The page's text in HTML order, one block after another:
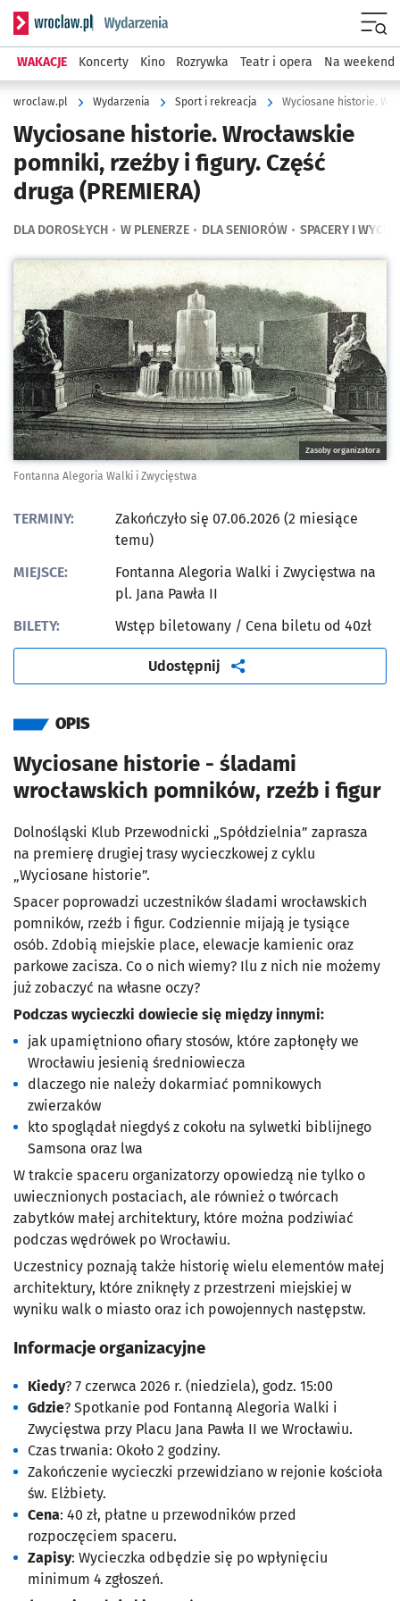
Serwis informacyjny wroclaw.pl podserwis: Wydarzenia
WAKACJE Koncerty Kino Rozrywka Teatr i opera Na weekend
wroclaw.pl Wydarzenia Sport i rekreacja Wyciosane historie.
Wyciosane historie. Wrocławskie
pomniki, rzeźby i figury. Część
druga (PREMIERA)
DLA DOROSŁYCH W PLENERZE DLA SENIORÓW SPACERY I
Kliknij, aby powiększyć
Zasoby organizatora
Fontanna Alegoria Walki i Zwycięstwa
TERMINY:
Zakończyło się 07.06.2026 (2 miesiące
temu)
MIEJSCE:
Fontanna Alegoria Walki i Zwycięstwa na
pl. Jana Pawła II
BILETY:
Wstęp biletowany / Cena biletu od 40zł
Udostępnij artykuł
OPIS
Wyciosane historie - śladami
wrocławskich pomników, rzeźb i figur
Dolnośląski Klub Przewodnicki „Spółdzielnia” zaprasza
na premierę drugiej trasy wycieczkowej z cyklu
„Wyciosane historie”.
Spacer poprowadzi uczestników śladami wrocławskich
pomników, rzeźb i figur. Codziennie mijają je tysiące
osób. Zdobią miejskie place, elewacje kamienic oraz
parkowe zacisza. Co o nich wiemy? Ilu z nich nie możemy
już zobaczyć na własne oczy?
Podczas wycieczki dowiecie się między innymi:
jak upamiętniono ofiary stosów, które zapłonęły we
Wrocławiu jesienią średniowiecza
dlaczego nie należy dokarmiać pomnikowych
zwierzaków
kto spoglądał niegdyś z cokołu na sylwetki biblijnego
Samsona oraz lwa
W trakcie spaceru organizatorzy opowiedzą nie tylko o
uwiecznionych postaciach, ale również o twórcach
zabytków małej architektury, które można podziwiać
podczas wędrówek po Wrocławiu.
Uczestnicy poznają także historię wielu elementów małej
architektury, które zniknęły z przestrzeni miejskiej w
wyniku walk o miasto oraz ich powojennych następstw.
Informacje organizacyjne
Kiedy? 7 czerwca 2026 r. (niedziela), godz. 15:00
Gdzie? Spotkanie pod Fontanną Alegoria Walki i
Zwycięstwa przy Placu Jana Pawła II we Wrocławiu.
Czas trwania: Około 2 godziny.
Zakończenie wycieczki przewidziano w rejonie kościoła
św. Elżbiety.
Cena: 40 zł, płatne u przewodników przed
rozpoczęciem spaceru.
Zapisy: Wycieczka odbędzie się po wpłynięciu
minimum 4 zgłoszeń.